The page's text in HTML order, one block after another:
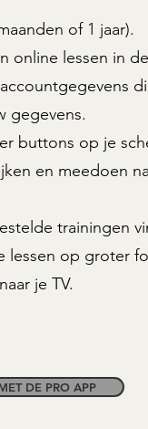
of 1 jaar).
online lessen in
gegevens.
buttons op je
en meedoen
trainingen
op groter
je TV.
DE PRO APP